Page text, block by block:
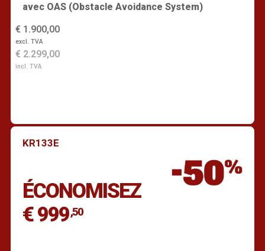
avec OAS (Obstacle Avoidance System)
€ 1.900,00
excl. TVA
€ 2.299,00
incl. TVA
Trouver un revendeur
KR133E
ÉCONOMISEZ
€ 999,50